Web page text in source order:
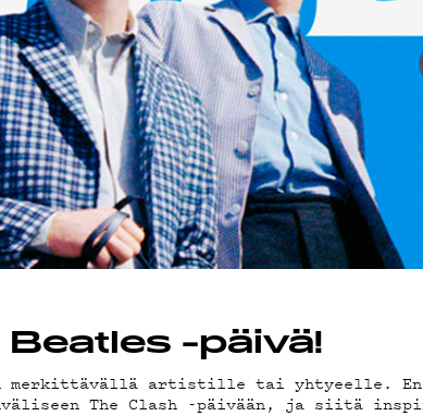
-päivä!
merkittävällä artistille tai yhtyeelle.
The Clash -päivään, ja siitä